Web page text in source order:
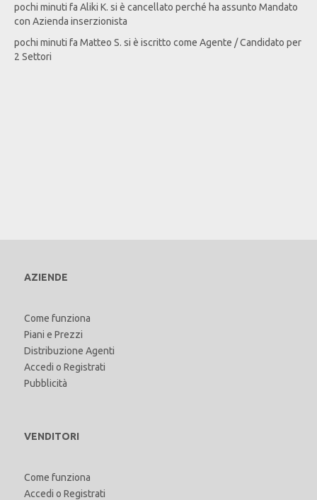
pochi minuti fa Aliki K. si è cancellato perché ha assunto Mandato
con Azienda inserzionista
pochi minuti fa Matteo S. si è iscritto come Agente / Candidato per
2 Settori
AZIENDE
Come funziona
Piani e Prezzi
Distribuzione Agenti
Accedi o Registrati
Pubblicità
VENDITORI
Come funziona
Accedi o Registrati